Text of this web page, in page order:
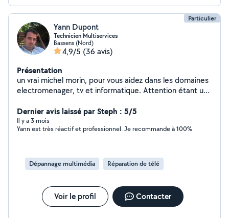
Particulier
Yann Dupont
Technicien Multiservices
Bassens (Nord)
4,9/5 (36 avis)
Présentation
un vrai michel morin, pour vous aidez dans les domaines
electromenager, tv et informatique. Attention étant un
car je suis bloqué à 4 réponse par mois. Bien
cordialement. Laisser votre numéro sur votre demande
privée afin que je puisse vous contacter
Dernier avis laissé par Steph : 5/5
Il y a 3 mois
Yann est très réactif et professionnel. Je recommande à 100%
Dépannage multimédia Réparation de télé
Voir le profil Contacter